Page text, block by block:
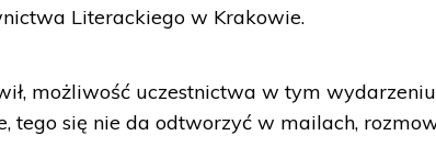
Literackiego w Krakowie.
możliwość uczestnictwa w tym
tego się nie da odtworzyć w mailach,